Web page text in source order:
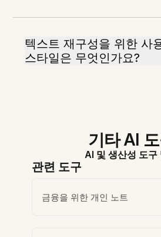
텍스트 재구성을 위한 사
스타일은 무엇인가요?
기타 AI
AI 및 생산성 도구
관련 도구
금융을 위한 개인 노트